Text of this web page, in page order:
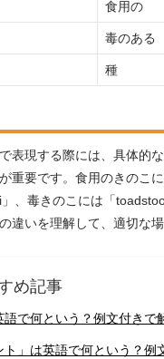
食用の
毒のある
種
表現する際には、具体的
重要です。食用のきのこ
、毒きのこには「
違いを理解して、適切な
め記事
語で何という？例文付きで
ト」は英語で何という？例